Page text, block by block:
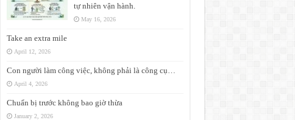
tự nhiên vận hành.
May 16, 2026
Take an extra mile
April 12, 2026
Con người làm công việc, không phải là công cụ…
April 4, 2026
Chuẩn bị trước không bao giờ thừa
January 2, 2026